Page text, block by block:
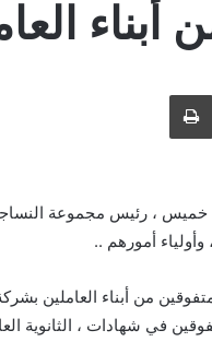
أبناء
طباعة
، رئيس مجموعة
أمورهم ..
من أبناء العاملين
في شهادات ، الثانوية